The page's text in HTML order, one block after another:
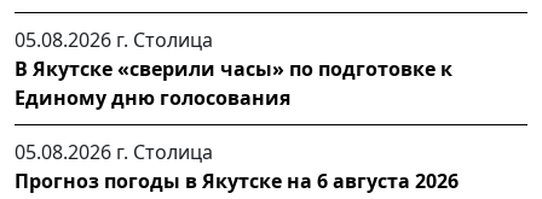
05.08.2026 г. Столица
В Якутске «сверили часы» по подготовке к
Единому дню голосования
05.08.2026 г. Столица
Прогноз погоды в Якутске на 6 августа 2026